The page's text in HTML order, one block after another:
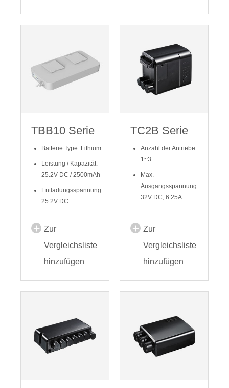
TBB10 Serie
Batterie Type: Lithium
Leistung / Kapazität:
25.2V DC / 2500mAh
Entladungsspannung:
25.2V DC
Zur
Vergleichsliste
hinzufügen
TC2B Serie
Anzahl der Antriebe:
1~3
Max.
Ausgangsspannung:
32V DC, 6.25A
Zur
Vergleichsliste
hinzufügen